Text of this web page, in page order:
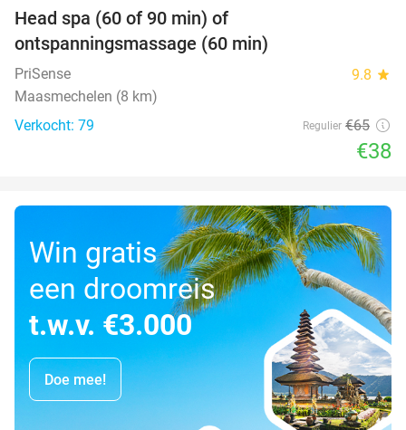
Head spa (60 of 90 min) of
ontspanningsmassage (60 min)
PriSense 9.8 star
Maasmechelen (8 km)
Verkocht: 79
Regulier €65
€38
Win gratis
een droomreis
t.w.v. €3.000
Doe mee!